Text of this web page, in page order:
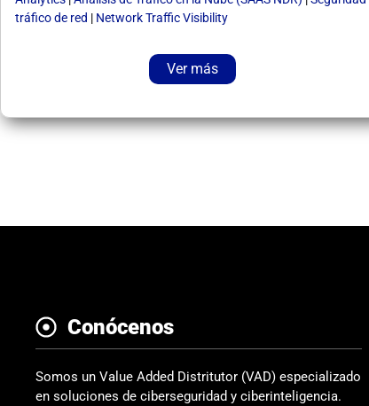
tráfico de red | Network Traffic Visibility
Ver más
Conócenos
Somos un Value Added Distritutor (VAD) especializado
en soluciones de ciberseguridad y ciberinteligencia.